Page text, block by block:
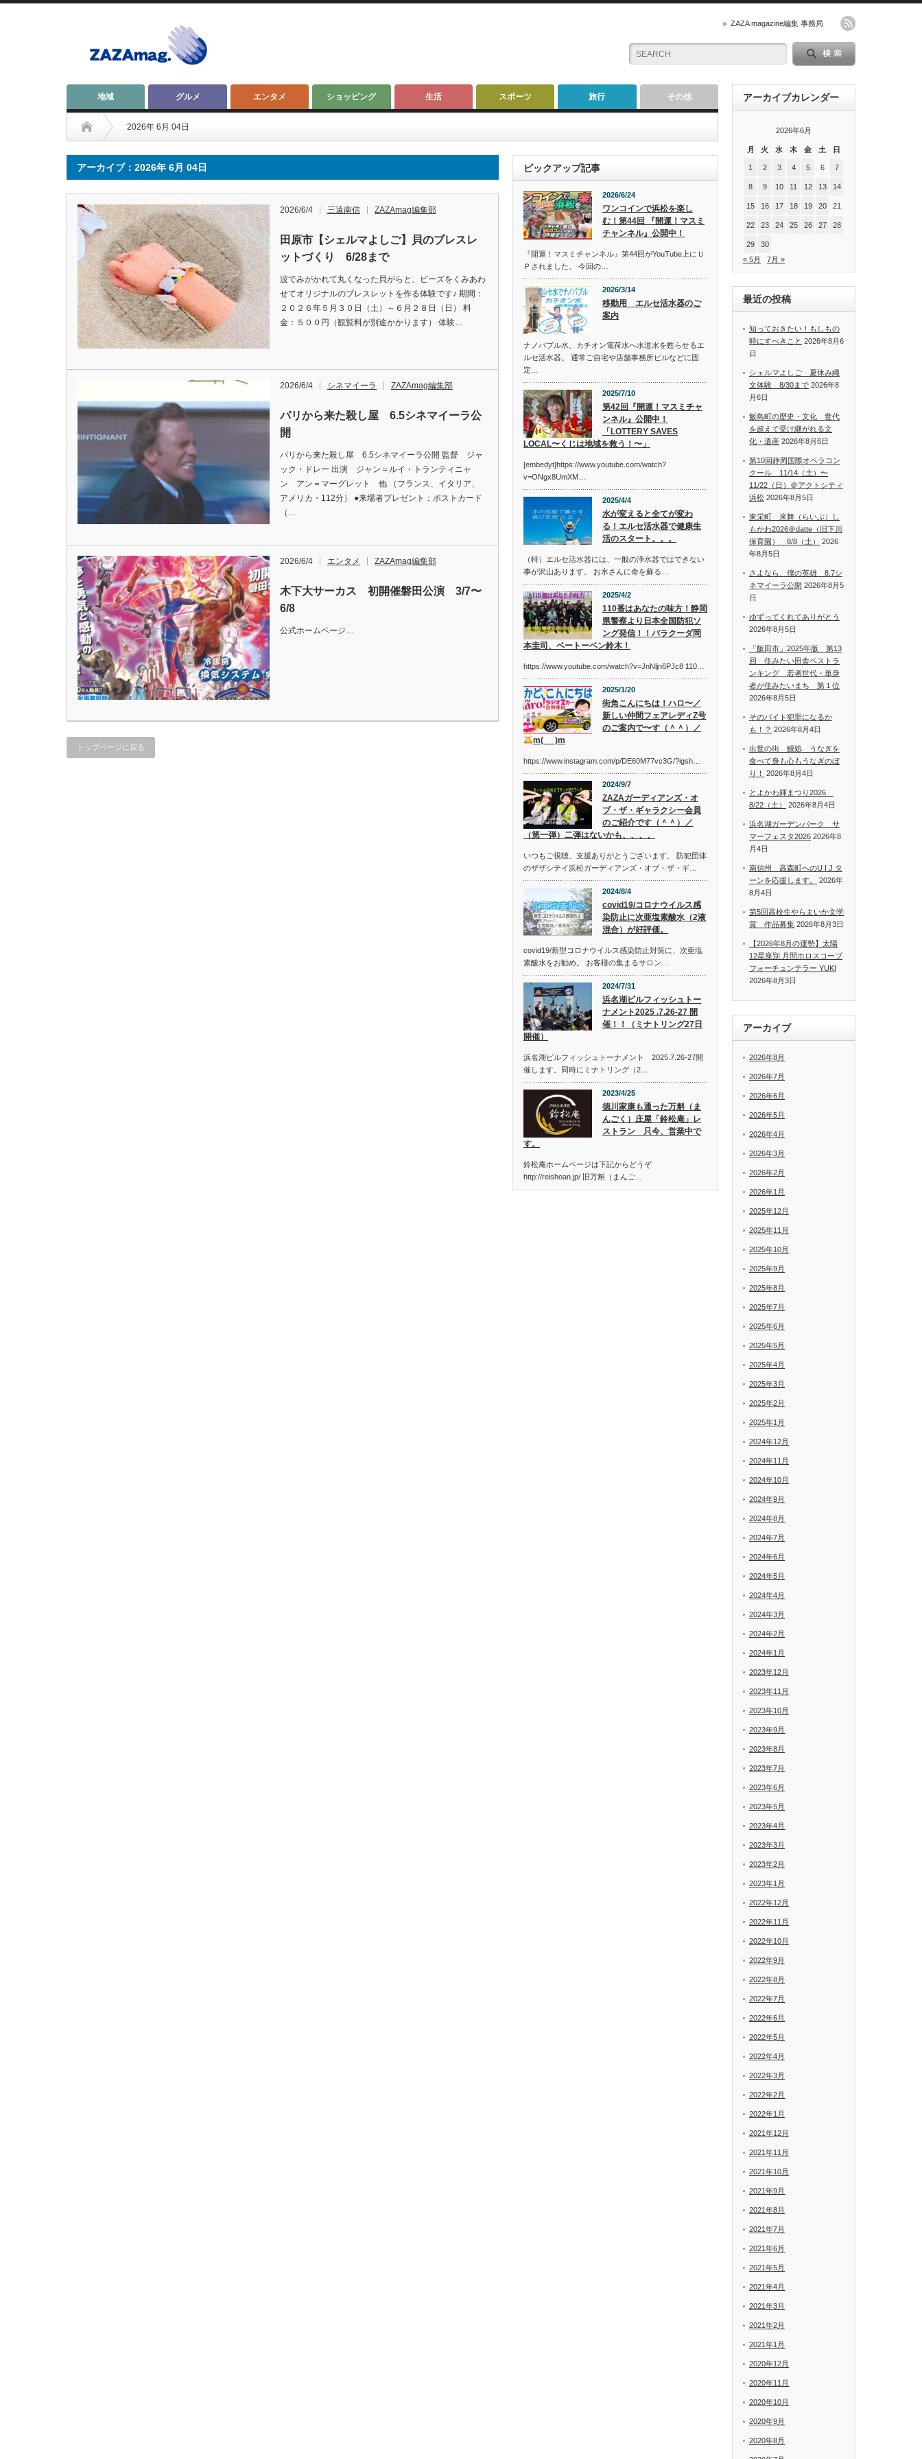
ZAZA magazine編集 事務局
地域 グルメ エンタメ ショッピング 生活 スポーツ 旅行 その他
2026年 6月 04日
アーカイブ：2026年 6月 04日
2026/6/4 三遠南信 ZAZAmag編集部
田原市【シェルマよしご】貝のブレスレ
ットづくり 6/28まで
波でみがかれて丸くなった貝がらと、ビーズをくみあわ
せてオリジナルのブレスレットを作る体験です♪ 期間：
２０２６年５月３０日（土）～６月２８日（日） 料
金：５００円（観覧料が別途かかります） 体験…
2026/6/4 シネマイーラ ZAZAmag編集部
パリから来た殺し屋 6.5シネマイーラ公
開
パリから来た殺し屋 6.5シネマイーラ公開 監督 ジャ
ック・ドレー 出演 ジャン＝ルイ・トランティニャ
ン アン＝マーグレット 他 （フランス、イタリア、
アメリカ・112分） ●来場者プレゼント：ポストカード
（…
2026/6/4 エンタメ ZAZAmag編集部
木下大サーカス 初開催磐田公演 3/7〜
6/8
公式ホームページ…
トップページに戻る
ピックアップ記事
2026/6/24
ワンコインで浜松を楽し
む！第44回 『開運！マスミ
チャンネル』公開中！
『開運！マスミチャンネル』第44回がYouTube上にＵ
Ｐされました。 今回の…
2026/3/14
移動用 エルセ活水器のご
案内
ナノバブル水、カチオン電荷水へ水道水を甦らせるエ
ルセ活水器。 通常ご自宅や店舗事務所ビルなどに固
定…
2025/7/10
第42回『開運！マスミチャ
ンネル』公開中！
「LOTTERY SAVES
LOCAL〜くじは地域を救う！〜」
[embedyt]https://www.youtube.com/watch?
v=ONgx8UmXM…
2025/4/4
水が変えると全てが変わ
る！エルセ活水器で健康生
活のスタート。。。
（特）エルセ活水器には、一般の浄水器ではできない
事が沢山あります。 お水さんに命を蘇る…
2025/4/2
110番はあなたの味方！静岡
県警察より日本全国防犯ソ
ング発信！！バラクーダ岡
本圭司、ベートーベン鈴木！
https://www.youtube.com/watch?v=JnNljn6PJc8 110…
2025/1/20
街角こんにちは！ハロ〜／
新しい仲間フェアレディZ号
のご案内で〜す（＾＾）／
m(_ _)m
https://www.instagram.com/p/DE60M77vc3G/?igsh…
2024/9/7
ZAZAガーディアンズ・オ
ブ・ザ・ギャラクシー会員
のご紹介です（＾＾）／
（第一弾）二弾はないかも、、、、
いつもご視聴、支援ありがとうございます。 防犯団体
のザザシテイ浜松ガーディアンズ・オブ・ザ・ギ…
2024/8/4
covid19/コロナウイルス感
染防止に次亜塩素酸水（2液
混合）が好評価。
covid19/新型コロナウイルス感染防止対策に、次亜塩
素酸水をお勧め。 お客様の集まるサロン…
2024/7/31
浜名湖ビルフィッシュトー
ナメント2025 .7.26-27 開
催！！（ミナトリング27日
開催）
浜名湖ビルフィッシュトーナメント 2025.7.26-27開
催します。同時にミナトリング（2…
2023/4/25
徳川家康も通った万斛（ま
んごく）庄屋「鈴松庵」レ
ストラン 只今、営業中で
す。
鈴松庵ホームページは下記からどうぞ
http://reishoan.jp/ 旧万斛（まんご…
アーカイブカレンダー
2026年6月
月 火 水 木 金 土 日
1 2 3 4 5 6 7
8 9 10 11 12 13 14
15 16 17 18 19 20 21
22 23 24 25 26 27 28
29
30
« 5月
7月 »
最近の投稿
知っておきたい！もしもの
時にすべきこと 2026年8月6
日
シェルマよしご 夏休み縄
文体験 8/30まで 2026年8
月6日
飯島町の歴史・文化 世代
を超えて受け継がれる文
化・遺産 2026年8月6日
第10回静岡国際オペラコン
クール 11/14（土）〜
11/22（日）＠アクトシティ
浜松 2026年8月5日
東栄町 来舞（らいぶ）し
もかわ2026＠datte（旧下川
保育園） 8/8（土）
2026
年8月5日
さよなら、僕の英雄 8.7シ
ネマイーラ公開 2026年8月5
日
ゆずってくれてありがとう
2026年8月5日
「飯田市」2025年版 第13
回 住みたい田舎ベストラ
ンキング 若者世代・単身
者が住みたいまち 第１位
2026年8月5日
そのバイト犯罪になるか
も！？ 2026年8月4日
出世の街 鰻処 うなぎを
食べて身も心もうなぎのぼ
り！
2026年8月4日
とよかわ輝まつり2026
8/22（土）
2026年8月4日
浜名湖ガーデンパーク サ
マーフェスタ2026 2026年8
月4日
南信州 高森町へのU I J タ
ーンを応援します。
2026年
8月4日
第5回高校生やらまいか文学
賞 作品募集 2026年8月3日
【2026年8月の運勢】太陽
12星座別 月間ホロスコープ
フォーチュンテラー YUKI
2026年8月3日
アーカイブ
2026年8月
2026年7月
2026年6月
2026年5月
2026年4月
2026年3月
2026年2月
2026年1月
2025年12月
2025年11月
2025年10月
2025年9月
2025年8月
2025年7月
2025年6月
2025年5月
2025年4月
2025年3月
2025年2月
2025年1月
2024年12月
2024年11月
2024年10月
2024年9月
2024年8月
2024年7月
2024年6月
2024年5月
2024年4月
2024年3月
2024年2月
2024年1月
2023年12月
2023年11月
2023年10月
2023年9月
2023年8月
2023年7月
2023年6月
2023年5月
2023年4月
2023年3月
2023年2月
2023年1月
2022年12月
2022年11月
2022年10月
2022年9月
2022年8月
2022年7月
2022年6月
2022年5月
2022年4月
2022年3月
2022年2月
2022年1月
2021年12月
2021年11月
2021年10月
2021年9月
2021年8月
2021年7月
2021年6月
2021年5月
2021年4月
2021年3月
2021年2月
2021年1月
2020年12月
2020年11月
2020年10月
2020年9月
2020年8月